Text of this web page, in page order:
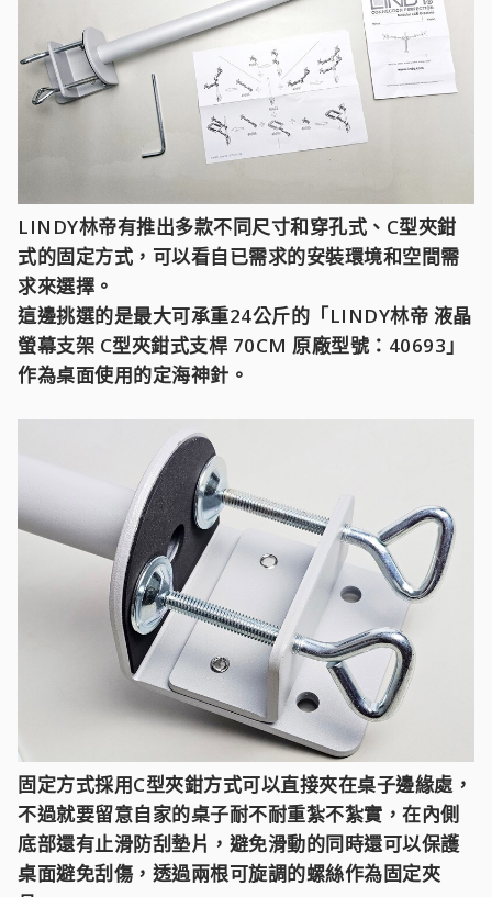
LINDY林帝有推出多款不同尺寸和穿孔式、C型夾鉗
式的固定方式，可以看自已需求的安裝環境和空間需
求來選擇。
這邊挑選的是最大可承重24公斤的「LINDY林帝 液晶
螢幕支架 C型夾鉗式支桿 70CM 原廠型號：40693」
作為桌面使用的定海神針。
固定方式採用C型夾鉗方式可以直接夾在桌子邊緣處，
不過就要留意自家的桌子耐不耐重紮不紮實，在內側
底部還有止滑防刮墊片，避免滑動的同時還可以保護
桌面避免刮傷，透過兩根可旋調的螺絲作為固定夾